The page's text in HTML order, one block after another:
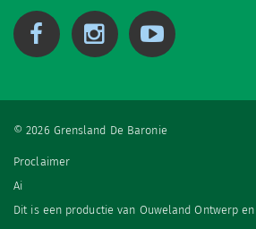
© 2026 Grensland De Baronie
Proclaimer
Ai
Dit is een productie van Ouweland Ontwerp en